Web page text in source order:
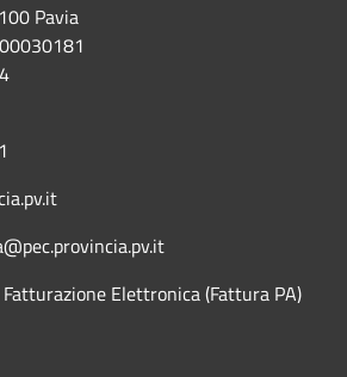
Pavia
Fatturazione Elettronica (Fattura PA)